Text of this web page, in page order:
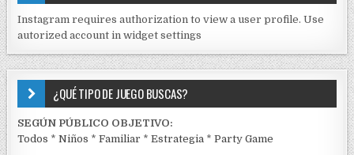
J
C
K
Instagram requires authorization to view a user profile. Use
autorized account in widget settings
¿QUÉ TIPO DE JUEGO BUSCAS?
SEGÚN PÚBLICO OBJETIVO:
Todos *Niños *Familiar *Estrategia *Party Game